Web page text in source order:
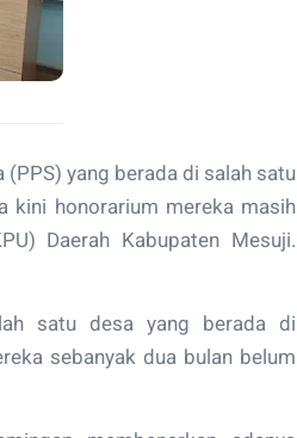
yang berada di salah satu
kini honorarium mereka masih
Daerah Kabupaten Mesuji.
satu desa yang berada di
sebanyak dua bulan belum